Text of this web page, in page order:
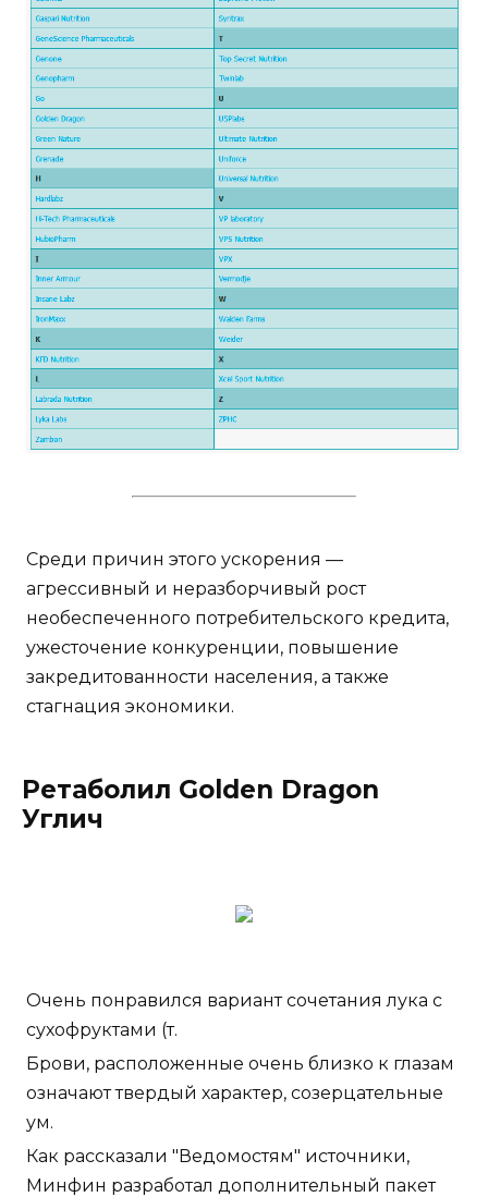
Среди причин этого ускорения —
агрессивный и неразборчивый рост
необеспеченного потребительского кредита,
ужесточение конкуренции, повышение
закредитованности населения, а также
стагнация экономики.
Ретаболил Golden Dragon
Углич
Очень понравился вариант сочетания лука с
сухофруктами (т.
Брови, расположенные очень близко к глазам
означают твердый характер, созерцательные
ум.
Как рассказали "Ведомостям" источники,
Минфин разработал дополнительный пакет